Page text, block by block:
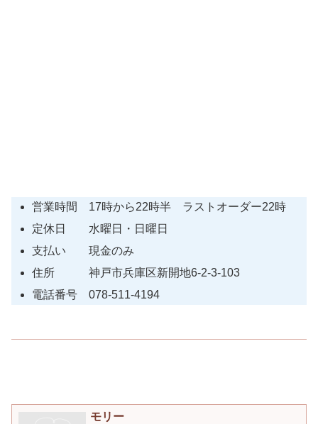
営業時間 17時から22時半 ラストオーダー22時
定休日 水曜日・日曜日
支払い 現金のみ
住所 神戸市兵庫区新開地6-2-3-103
電話番号 078-511-4194
モリー